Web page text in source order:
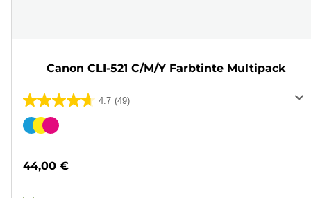
Canon CLI-521 C/M/Y Farbtinte Multipack
4.7 (49)
4.7
von
Farbpatrone
44,00 €